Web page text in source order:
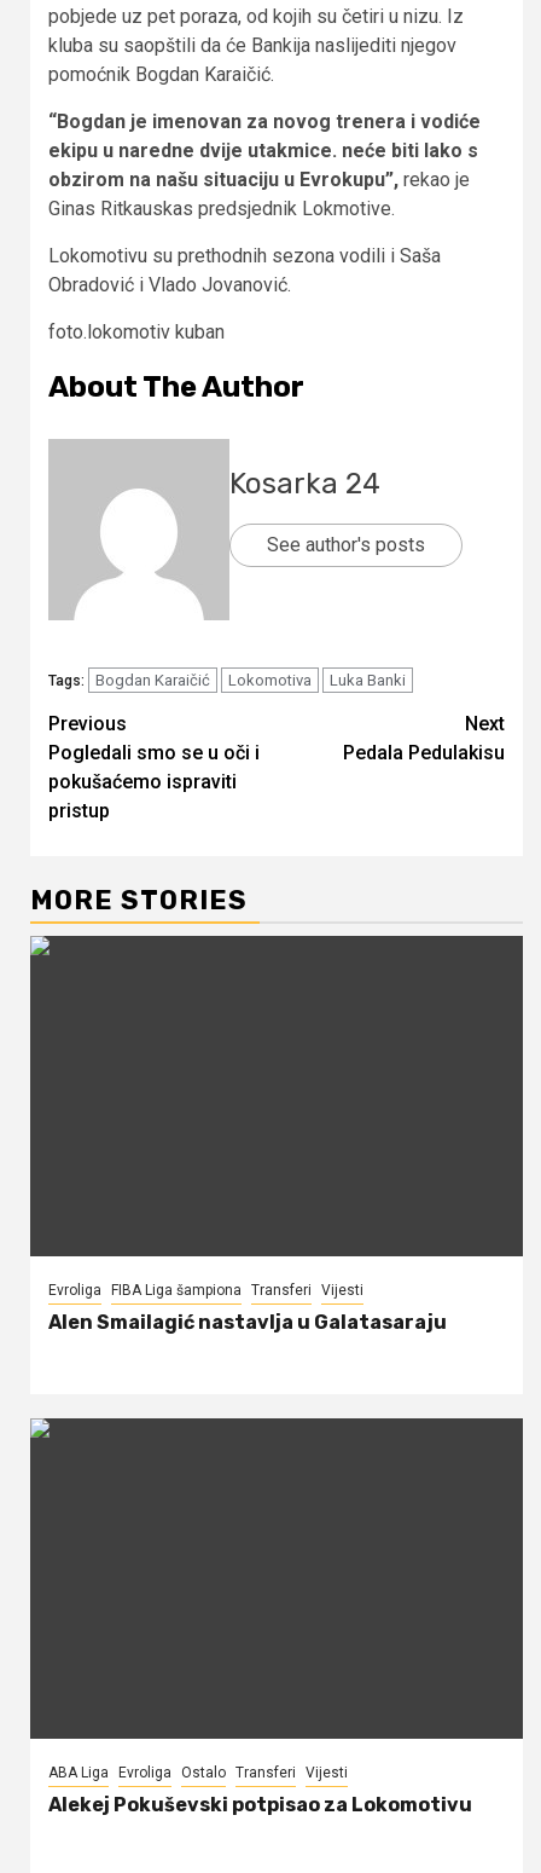
pobjede uz pet poraza, od kojih su četiri u nizu. Iz
kluba su saopštili da će Bankija naslijediti njegov
pomoćnik Bogdan Karaičić.
“Bogdan je imenovan za novog trenera i vodiće
ekipu u naredne dvije utakmice. neće biti lako s
obzirom na našu situaciju u Evrokupu”, rekao je
Ginas Ritkauskas predsjednik Lokmotive.
Lokomotivu su prethodnih sezona vodili i Saša
Obradović i Vlado Jovanović.
foto.lokomotiv kuban
About The Author
Kosarka 24
See author's posts
Tags: Bogdan Karaičić Lokomotiva Luka Banki
Continue
Reading
Previous
Pogledali smo se u oči i
pokušaćemo ispraviti
pristup
Next
Pedala Pedulakisu
MORE STORIES
Evroliga FIBA Liga šampiona Transferi Vijesti
Alen Smailagić nastavlja u Galatasaraju
ABA Liga Evroliga Ostalo Transferi Vijesti
Alekej Pokuševski potpisao za Lokomotivu